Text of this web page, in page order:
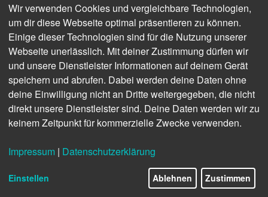
Generative­­ KI kann beliebige Bilder auf Kommando erzeugen,
etwa fiktive Aufnahmen von der Krönungsfeier von King
Charles.
Sehfähige Konkurrenz für ChatGPT
Wir verwenden Cookies und vergleichbare Technologien,
um dir diese Webseite optimal präsentieren zu können.
Einige dieser Technologien sind für die Nutzung unserer
Webseite unerlässlich. Mit deiner Zustimmung dürfen wir
und unsere Dienstleister Informationen auf deinem Gerät
speichern und abrufen. Dabei werden deine Daten ohne
deine Einwilligung nicht an Dritte weitergegeben, die nicht
direkt unsere Dienstleister sind. Deine Daten werden wir zu
keinem Zeitpunkt für kommerzielle Zwecke verwenden.
Impressum | Datenschutzerklärung
Einstellen Ablehnen Zustimmen